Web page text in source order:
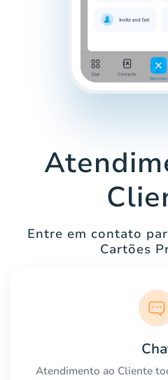
Entre em contato
Cartões
Atendimento ao Cliente